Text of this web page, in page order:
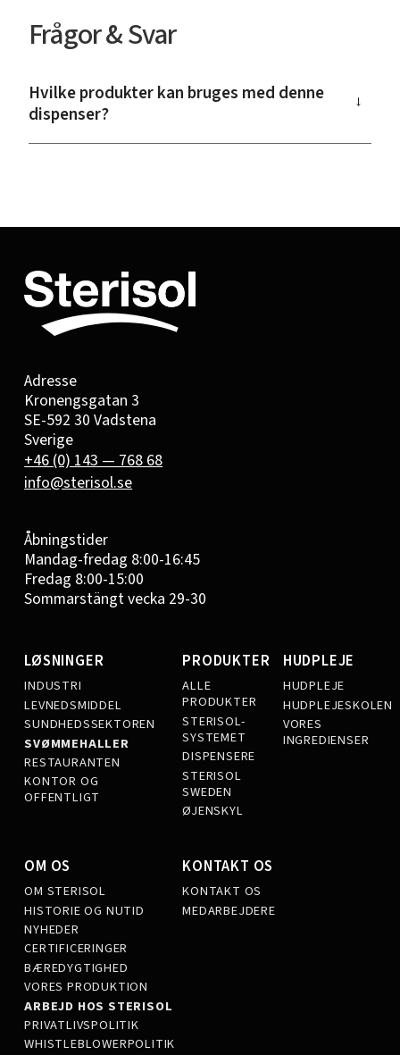
Frågor & Svar
Hvilke produkter kan bruges med denne
dispenser?
→
Adresse
Kronengsgatan 3
SE-592 30 Vadstena
Sverige
+46 (0) 143 — 768 68
info@sterisol.se
Åbningstider
Mandag-fredag 8:00-16:45
Fredag 8:00-15:00
Sommarstängt vecka 29-30
LØSNINGER
INDUSTRI
LEVNEDSMIDDEL
SUNDHEDSSEKTOREN
SVØMMEHALLER
RESTAURANTEN
KONTOR OG
OFFENTLIGT
PRODUKTER
ALLE
PRODUKTER
STERISOL-
SYSTEMET
DISPENSERE
STERISOL
SWEDEN
ØJENSKYL
HUDPLEJE
HUDPLEJE
HUDPLEJESKOLEN
VORES
INGREDIENSER
OM OS
OM STERISOL
HISTORIE OG NUTID
NYHEDER
CERTIFICERINGER
BÆREDYGTIGHED
VORES PRODUKTION
ARBEJD HOS STERISOL
PRIVATLIVSPOLITIK
WHISTLEBLOWERPOLITIK
KONTAKT OS
KONTAKT OS
MEDARBEJDERE